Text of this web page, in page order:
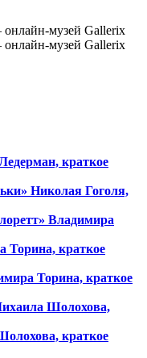
краткое
Николая Гоголя,
Владимира
Торина, краткое
Торина, краткое
Шолохова,
краткое